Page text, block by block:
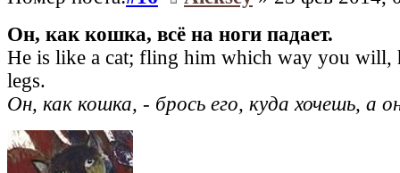
Он, как кошка, всё на ноги падает.
He is like a cat; fling him which way you will,
legs.
Он, как кошка, - брось его, куда хочешь, а